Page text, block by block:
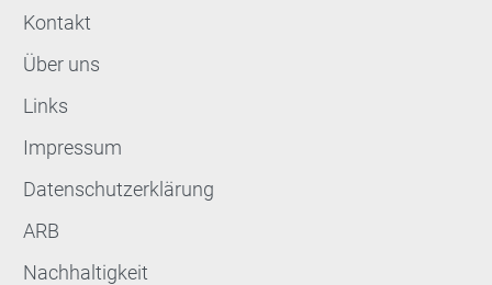
Kontakt
Über uns
Links
Impressum
Datenschutzerklärung
ARB
Nachhaltigkeit